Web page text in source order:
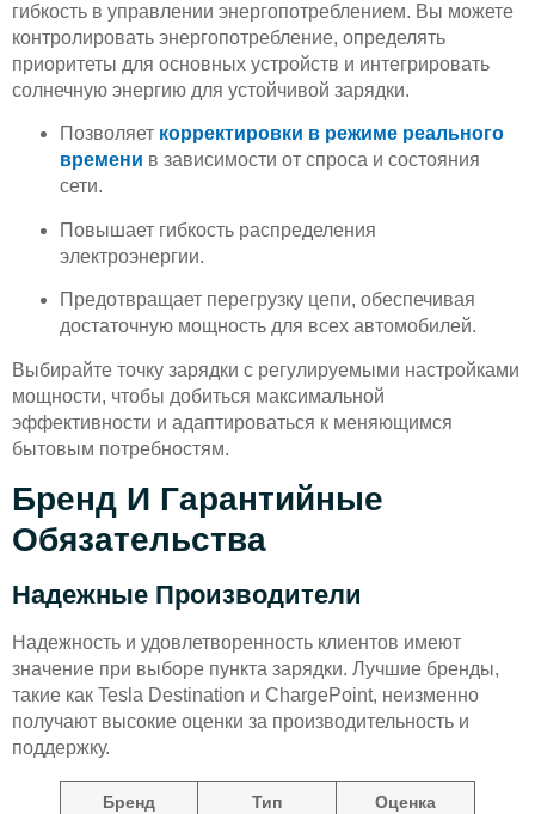
гибкость в управлении энергопотреблением. Вы можете
контролировать энергопотребление, определять
приоритеты для основных устройств и интегрировать
солнечную энергию для устойчивой зарядки.
Позволяет корректировки в режиме реального
времени в зависимости от спроса и состояния
сети.
Повышает гибкость распределения
электроэнергии.
Предотвращает перегрузку цепи, обеспечивая
достаточную мощность для всех автомобилей.
Выбирайте точку зарядки с регулируемыми настройками
мощности, чтобы добиться максимальной
эффективности и адаптироваться к меняющимся
бытовым потребностям.
Бренд И Гарантийные
Обязательства
Надежные Производители
Надежность и удовлетворенность клиентов имеют
значение при выборе пункта зарядки. Лучшие бренды,
такие как Tesla Destination и ChargePoint, неизменно
получают высокие оценки за производительность и
поддержку.
Бренд Тип Оценка